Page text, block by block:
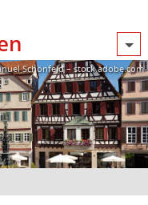
Schönfeld – stock.adobe.com